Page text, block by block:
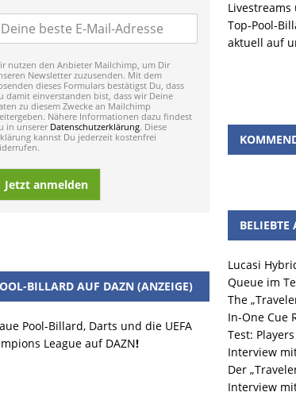
nutzen den Anbieter Mailchimp, um Dir
Newsletter zuzusenden. Mit dem
dieses Formulars bestätigst Du, dass
damit einverstanden bist, dass wir Deine
zu diesem Zwecke an Mailchimp
Nähere Informationen dazu findest
in unsererDatenschutzerklärung. Diese
kannst Du jederzeit kostenfrei
Jetzt anmelden
BILLARD AUF DAZN (ANZEIGE)
Pool-Billard, Darts und die UEFA
League auf DAZN!
Top-Pool-
aktuell auf
BELIEBTE
Lucasi
Queue im
The
In-One Cue
Test:
Interview
Der
Interview